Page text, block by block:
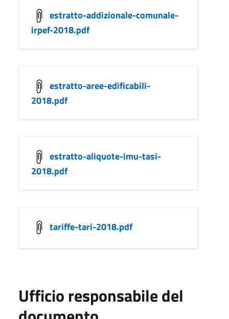
estratto-addizionale-comunale-
irpef-2018.pdf
estratto-aree-edificabili-
2018.pdf
estratto-aliquote-imu-tasi-
2018.pdf
tariffe-tari-2018.pdf
Ufficio responsabile del